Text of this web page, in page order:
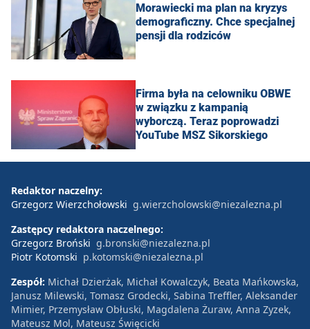
Morawiecki ma plan na kryzys
demograficzny. Chce specjalnej
pensji dla rodziców
Firma była na celowniku OBWE
w związku z kampanią
wyborczą. Teraz poprowadzi
YouTube MSZ Sikorskiego
Redaktor naczelny:
Grzegorz Wierzchołowski g.wierzcholowski@niezalezna.pl
Zastępcy redaktora naczelnego:
Grzegorz Broński g.bronski@niezalezna.pl
Piotr Kotomski p.kotomski@niezalezna.pl
Zespół: Michał Dzierżak, Michał Kowalczyk, Beata Mańkowska,
Janusz Milewski, Tomasz Grodecki, Sabina Treffler, Aleksander
Mimier, Przemysław Obłuski, Magdalena Żuraw, Anna Zyzek,
Mateusz Mol, Mateusz Święcicki